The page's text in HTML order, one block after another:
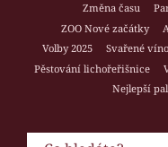
Změna času
ZOO Nové začátky
Volby 2025
Svařené víno
Pěstování lichořeřišnice
Nejlepší